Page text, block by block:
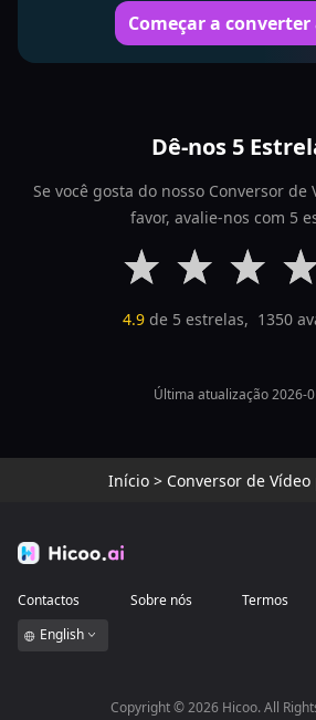
Começar a converter
Dê-nos 5
Se você gosta do nosso Conversor de
favor, avalie-nos com 5
4.9de 5 estrelas, 1350
Última atualização 2026-
Início > Conversor de
Contactos Sobre nós Termos
English
Copyright ©2026 Hicoo. All